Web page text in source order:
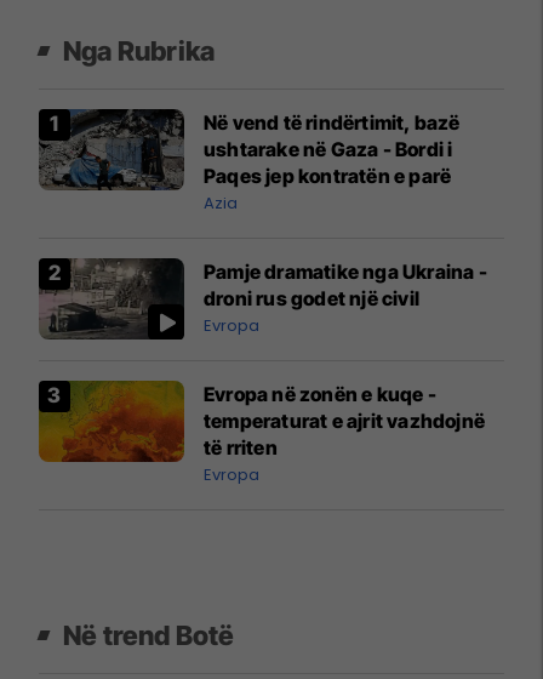
Nga Rubrika
Në vend të rindërtimit, bazë
ushtarake në Gaza - Bordi i
Paqes jep kontratën e parë
Azia
Pamje dramatike nga Ukraina -
droni rus godet një civil
Evropa
Evropa në zonën e kuqe -
temperaturat e ajrit vazhdojnë
të rriten
Evropa
Në trend Botë